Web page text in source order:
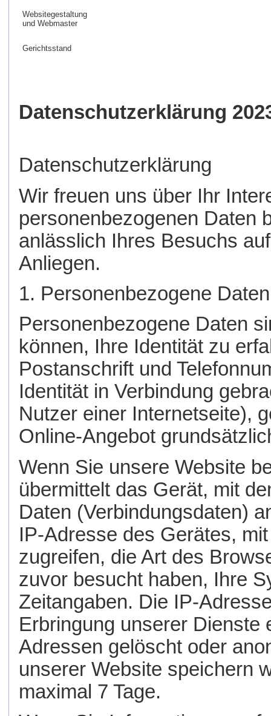
Websitegestaltung
und Webmaster
Gerichtsstand
Datenschutzerklärung
Datenschutzerklärung
Wir freuen uns über Ihr
personenbezogenen Daten
anlässlich Ihres Besuchs
Anliegen.
1. Personenbezogene Daten
Personenbezogene Daten
können, Ihre Identität zu
Postanschrift und
Identität in Verbindung
Nutzer einer Internetseite),
Online-Angebot
Wenn Sie unsere Website
übermittelt das Gerät, mit
Daten (Verbindungsdaten)
IP-Adresse des Gerätes,
zugreifen, die Art des
zuvor besucht haben, Ihre
Zeitangaben. Die IP-
Erbringung unserer Dienste
Adressen gelöscht oder
unserer Website speichern
maximal 7 Tage.